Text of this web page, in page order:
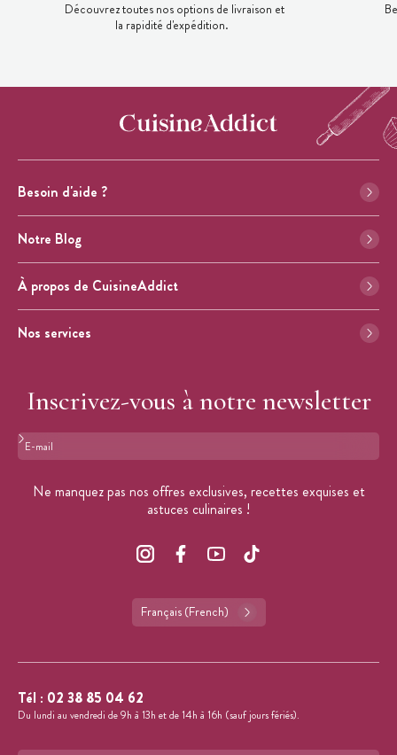
Découvrez toutes nos options de livraison et
la rapidité d'expédition.
Besoin d'aide ?
Notre Blog
À propos de CuisineAddict
Nos services
Inscrivez-vous à notre newsletter
Format : adresse@email.com
Ne manquez pas nos offres exclusives, recettes exquises et
astuces culinaires !
Français (French)
Tél : 02 38 85 04 62
Du lundi au vendredi de 9h à 13h et de 14h à 16h (sauf jours fériés).